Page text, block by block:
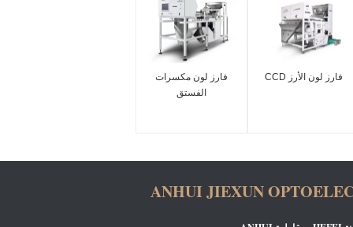
فارز لون مكسرات
الفستق
فارز لون الأرز CCD
ANHUI JIEXUN